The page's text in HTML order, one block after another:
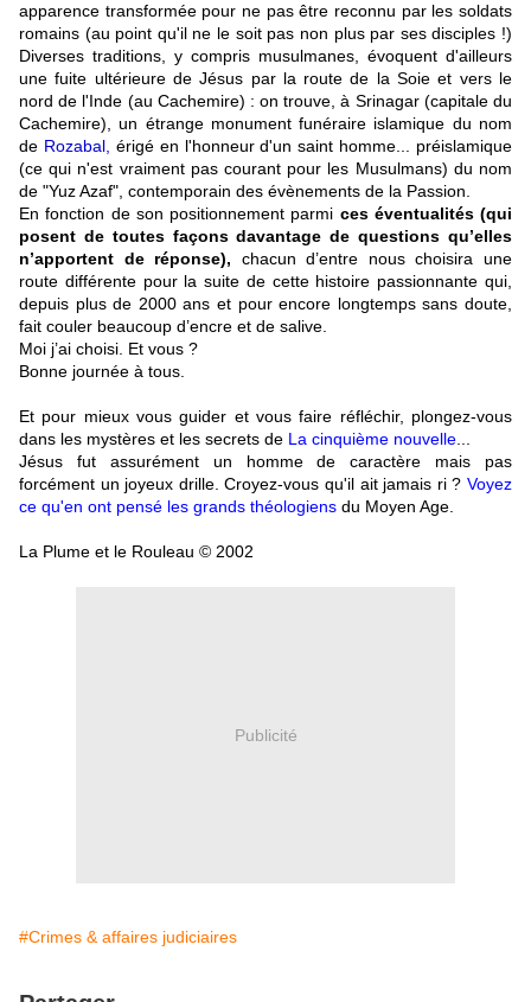
apparence transformée pour ne pas être reconnu par les soldats
romains (au point qu'il ne le soit pas non plus par ses disciples !)
Diverses traditions, y compris musulmanes, évoquent d'ailleurs
une fuite ultérieure de Jésus par la route de la Soie et vers le
nord de l'Inde (au Cachemire) : on trouve, à Srinagar (capitale du
Cachemire), un étrange monument funéraire islamique du nom
de Rozabal, érigé en l'honneur d'un saint homme... préislamique
(ce qui n'est vraiment pas courant pour les Musulmans) du nom
de "Yuz Azaf", contemporain des évènements de la Passion.
En fonction de son positionnement parmi ces éventualités (qui
posent de toutes façons davantage de questions qu’elles
n’apportent de réponse), chacun d’entre nous choisira une
route différente pour la suite de cette histoire passionnante qui,
depuis plus de 2000 ans et pour encore longtemps sans doute,
fait couler beaucoup d’encre et de salive.
Moi j’ai choisi. Et vous ?
Bonne journée à tous.
Et pour mieux vous guider et vous faire réfléchir, plongez-vous
dans les mystères et les secrets de La cinquième nouvelle
Jésus fut assurément un homme de caractère mais pas
forcément un joyeux drille. Croyez-vous qu'il ait jamais ri ? Voyez
ce qu'en ont pensé les grands théologiens du Moyen Age.
La Plume et le Rouleau © 2002
Publicité
#Crimes & affaires judiciaires